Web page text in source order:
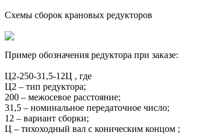
Схемы сборок крановых редукторов
Пример обозначения редуктора при заказе:
Ц2-250-31,5-12Ц , где
Ц2 – тип редуктора;
200 – межосевое расстояние;
31,5 – номинальное передаточное число;
12 – вариант сборки;
Ц – тихоходный вал с коническим концом ;